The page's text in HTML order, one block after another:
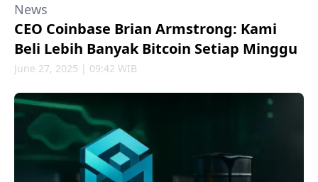
News
CEO Coinbase Brian Armstrong: Kami
Beli Lebih Banyak Bitcoin Setiap Minggu
June 27, 2025 | 09:42 WIB